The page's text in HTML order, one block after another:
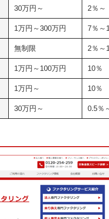
30万円～ 2％～
1万円～300万円 7％～
無制限 2％～
1万円～100万円 10％
1万円～ 10％
30万円～ 0.5％